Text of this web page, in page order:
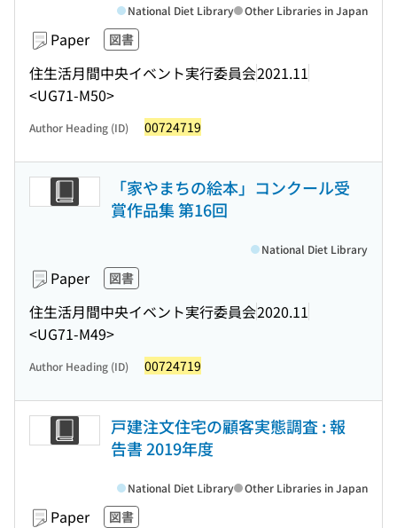
Paper 図書
住生活月間中央イベント実行委員会2021.11
<UG71-M50>
National Diet Library Other Libraries in Japan
Author Heading (ID) 00724719
「家やまちの絵本」コンクール受
賞作品集 第16回
Paper 図書
住生活月間中央イベント実行委員会2020.11
<UG71-M49>
National Diet Library
Author Heading (ID) 00724719
戸建注文住宅の顧客実態調査 : 報
告書 2019年度
Paper 図書
National Diet Library Other Libraries in Japan